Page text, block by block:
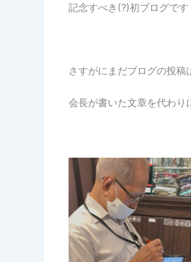
記念すべき(?)初ブログです
さすがにまだブログの投稿
会長が書いた文章を代わり